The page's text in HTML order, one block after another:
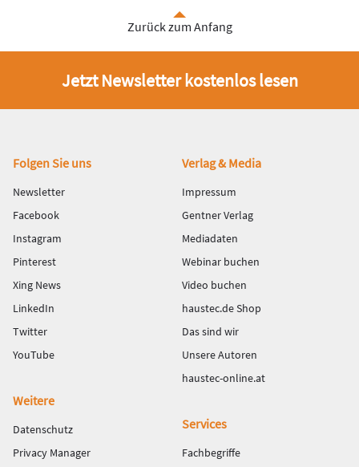
Zurück zum Anfang
Jetzt Newsletter kostenlos lesen
Fußbereich
Folgen Sie uns
Newsletter
Facebook
Instagram
Pinterest
Xing News
LinkedIn
Twitter
YouTube
Verlag & Media
Impressum
Gentner Verlag
Mediadaten
Webinar buchen
Video buchen
haustec.de Shop
Das sind wir
Unsere Autoren
haustec-online.at
Weitere
Datenschutz
Privacy Manager
Services
Fachbegriffe